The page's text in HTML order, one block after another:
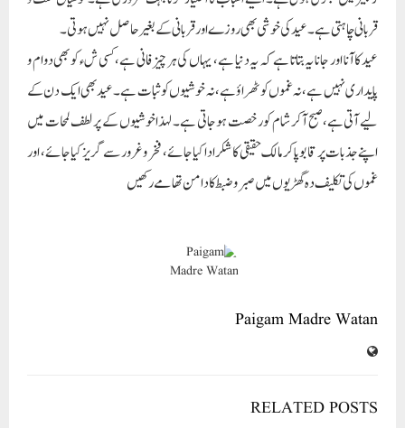
قربانی چاہتی ہے۔ عید کی خوشی بھی روزے اور قربانی کے بغیر حاصل نہیں ہوتی۔
عید کا آنا اور جانا یہ بتاتا ہے کہ یہ دنیا ہے، یہاں کی ہر چیز فانی ہے، کسی شء کو بھی دوام و
پایداری نہیں ہے، نہ غموں کو ٹھراؤ ہے، نہ خوشیوں کو ثبات ہے۔ عید بھی ایک دن کے
لیے آتی ہے،صبح آکر شام کو رخصت ہوجاتی ہے۔ لہذا خوشیوں کے پر لطف لمحات میں
اپنے جذبات پر قابو پاکر مالک حقیقی کا شکر ادا کیا جائے، فخر و غرور سے گریز کیا جائے، اور
غموں کی تکلیف دہ گھڑیوں میں صبر و ضبط کا دامن تھامے رکھیں
Paigam Madre Watan
RELATED POSTS